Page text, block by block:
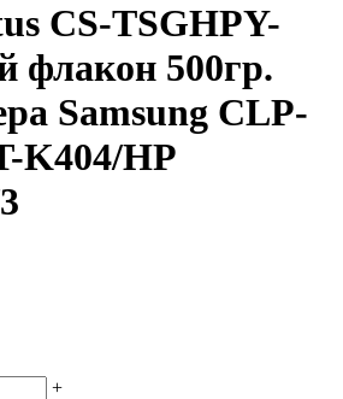
CS-TSGHPY-
флакон 500гр.
Samsung CLP-
K404/HP
+